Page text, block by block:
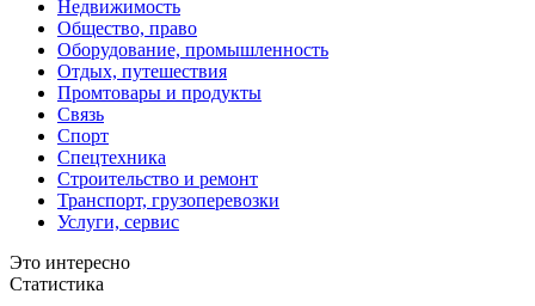
Недвижимость
Общество, право
Оборудование, промышленность
Отдых, путешествия
Промтовары и продукты
Связь
Спорт
Спецтехника
Строительство и ремонт
Транспорт, грузоперевозки
Услуги, сервис
Это интересно
Статистика